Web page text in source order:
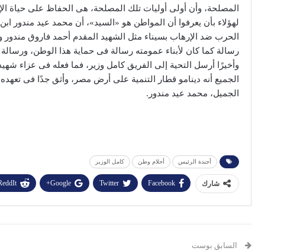
المصلحة، وأن أولى أوليات تلك المصلحة، هى الحفاظ على حياة
لهؤلاء بأن يعرفوا أن المواطن هو «السيد»، أن محمد عيد مندور
الحرب ضد الإرهاب بسيناء مثل الشهيد المقدم أحمد فاروق مندور
رسالة كما كان لأبناء عمومته رسالة فى حماية هذا الوطن،
وأخيرًا أرسل التحية إلى الفريق كامل وزير، فما فعله فى عزاء
الجميع أنه دينامو قطار التنمية على أرض مصر، وأثق جدًا فى
الجميل، محمد عيد مندور.
أجندة الرئيس أحلام وطن كامل الوزير
شارك Facebook
Twitter
Google+
السابق بوست